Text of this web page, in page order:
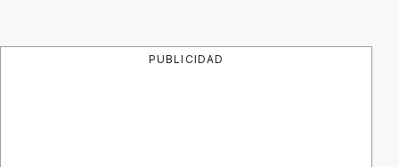
PUBLICIDAD